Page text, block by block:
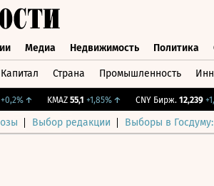
Медиа Недвижимость Политика
Капитал Страна Промышленность
↑ KMAZ 55,1 +1,85%↑ CNY Бирж. 12,239
Выбор редакции Выборы в